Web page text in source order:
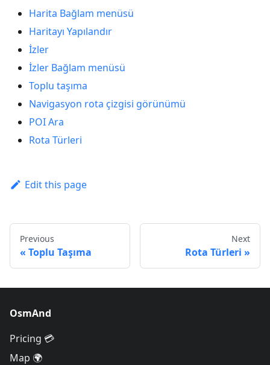
Harita Bağlam menüsü
Haritayı Yapılandır
İzler
İzler Bağlam menüsü
Toplu taşıma
Navigasyon rota çizgisi görünümü
POI Ara
Rota Türleri
Edit this page
Previous
Toplu Taşıma
Next
Rota Türleri
OsmAnd
Pricing 💳
Map 🌍